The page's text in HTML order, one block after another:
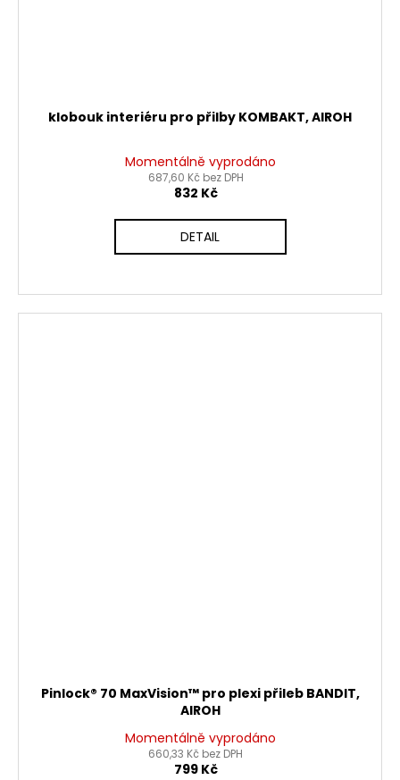
klobouk interiéru pro přilby KOMBAKT, AIROH
Momentálně vyprodáno
687,60 Kč bez DPH
832 Kč
DETAIL
Pinlock® 70 MaxVision™ pro plexi přileb BANDIT,
AIROH
Momentálně vyprodáno
660,33 Kč bez DPH
799 Kč